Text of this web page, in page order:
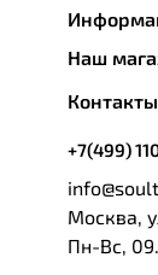
Наш
Контакты
+7(499)
Москва,
Пн-Вс,